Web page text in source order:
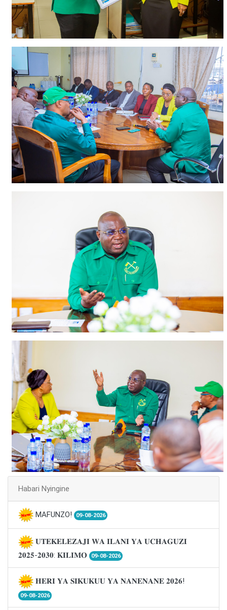
Habari Nyingine
MAFUNZO! 09-08-2026
𝐔𝐓𝐄𝐊𝐄𝐋𝐄𝐙𝐀𝐉𝐈 𝐖𝐀 𝐈𝐋𝐀𝐍𝐈 𝐘𝐀 𝐔𝐂𝐇𝐀𝐆𝐔𝐙𝐈
𝟐𝟎𝟐𝟓-𝟐𝟎𝟑𝟎: 𝐊𝐈𝐋𝐈𝐌𝐎
09-08-2026
𝐇𝐄𝐑𝐈 𝐘𝐀 𝐒𝐈𝐊𝐔𝐊𝐔𝐔 𝐘𝐀 𝐍𝐀𝐍𝐄𝐍𝐀𝐍𝐄 𝟐𝟎𝟐𝟔!
09-08-2026